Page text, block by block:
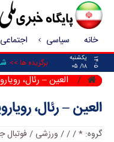
خانه سیاسی اجتماعی
۱۴۰۵
یکشنبه
۱۸/ ۰۵
برگزیده ها >>
العین – رئال،
العین – رئال،
گروه: *
/
/
/ ورزشی / فوتبال